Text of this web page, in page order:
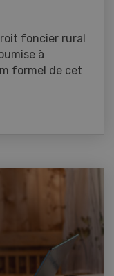
foncier rural
à
formel de cet